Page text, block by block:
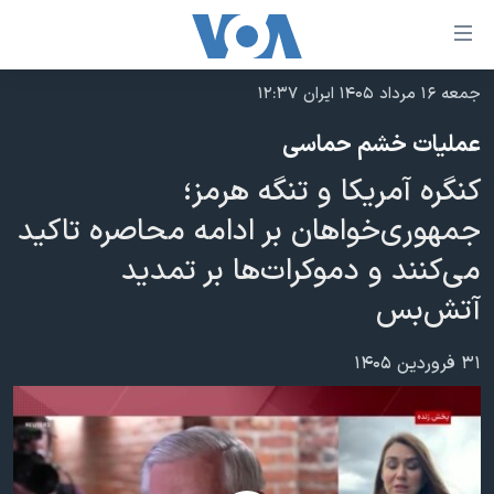
لینکهای
قابل
دسترسی
جهش
محتوای
اصلی
جهش
به
صفحه
جهش
جستجو
نسخه سبک وب‌سایت
موضوع ها
ایران
آمریکا
جهان
ورزشی
ویژه برنامه‌ها
ویدیوها
برنامه های تلویزیونی
جدول برنامه ها
صفحه‌های ویژه
جام جهانی ۲۰۲۶
۲۵۰سالگی آمریکا
بایگانی برنامه‌های تلویزیونی
فرکانس‌های صدای آمریکا
پخش رادیویی
یادگیری زبان انگلیسی
جمعه ۱۶ مرداد ۱۴۰۵ ایران ۱۲:۳۷
عملیات خشم حماسی
کنگره آمریکا و تنگه هرمز؛
جمهوری‌خواهان بر ادامه محاصره تاکید
می‌کنند و دموکرات‌ها بر تمدید
آتش‌بس
۳۱ فروردین ۱۴۰۵